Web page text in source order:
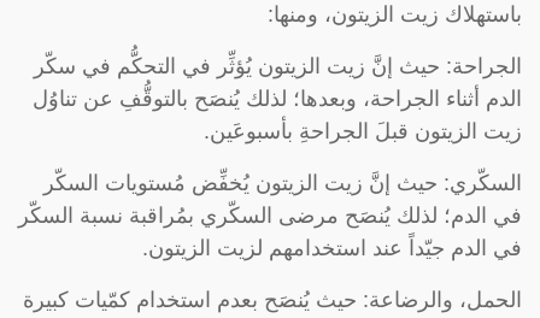
باستهلاك زيت الزيتون، ومنها:
الجراحة: حيث إنَّ زيت الزيتون يُؤثِّر في التحكُّم في سكّر
الدم أثناء الجراحة، وبعدها؛ لذلك يُنصَح بالتوقُّفِ عن تناوُل
زيت الزيتون قبلَ الجراحةِ بأسبوعَين.
السكّري: حيث إنَّ زيت الزيتون يُخفِّض مُستويات السكّر
في الدم؛ لذلك يُنصَح مرضى السكّري بمُراقبة نسبة السكّر
في الدم جيّداً عند استخدامهم لزيت الزيتون.
الحمل، والرضاعة: حيث يُنصَح بعدم استخدام كمّيات كبيرة